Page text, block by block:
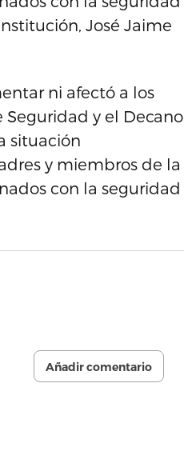
José Jaime
ni afectó a los
y el Decano
situación
y miembros de la
con la seguridad
Añadir comentario